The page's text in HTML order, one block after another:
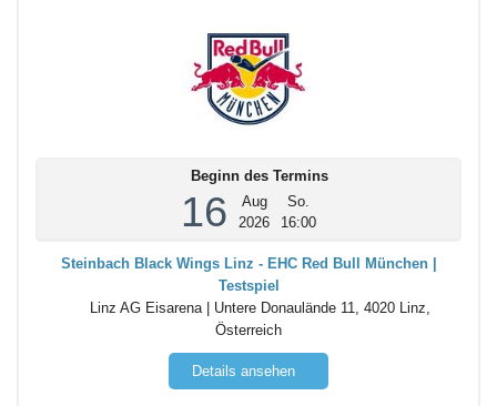
Beginn des Termins
16
Aug
2026
So.
16:00
Steinbach Black Wings Linz - EHC Red Bull München |
Testspiel
Linz AG Eisarena | Untere Donaulände 11, 4020 Linz,
Österreich
Details ansehen